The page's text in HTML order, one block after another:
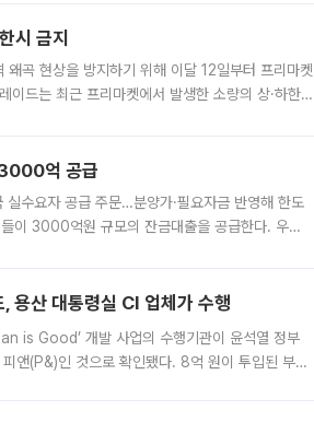
시 금지
곡 현상을 방지하기 위해 이달 12일부터 프리마켓
이드는 최근 프리마켓에서 발생한 소량의 상·하한
억 공급
수요자 공급 주문…분양가·필요자금 반영해 한도
이 3000억원 규모의 잔금대출을 공급한다. 우리
산 대통령실 CI 업체가 수행
is Good’ 개발 사업의 수행기관이 윤석열 정부
앤(P&)인 것으로 확인됐다. 8억 원이 투입된 부산